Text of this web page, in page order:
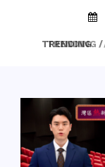
TRENDING /